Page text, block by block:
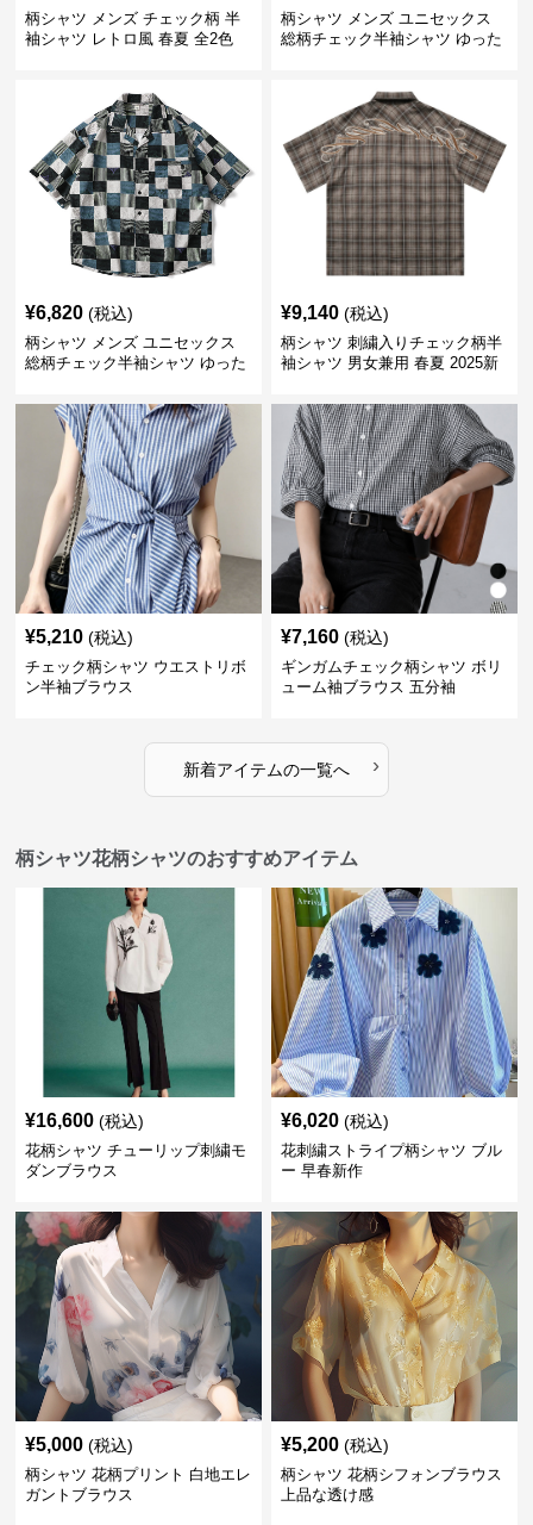
柄シャツ メンズ チェック柄 半
袖シャツ レトロ風 春夏 全2色
柄シャツ メンズ ユニセックス
総柄チェック半袖シャツ ゆった
¥6,820 (税込)
柄シャツ メンズ ユニセックス
総柄チェック半袖シャツ ゆった
¥9,140 (税込)
柄シャツ 刺繍入りチェック柄半
袖シャツ 男女兼用 春夏 2025新
¥5,210 (税込)
チェック柄シャツ ウエストリボ
ン半袖ブラウス
¥7,160 (税込)
ギンガムチェック柄シャツ ボリ
ューム袖ブラウス 五分袖
新着アイテムの一覧へ ›
柄シャツ花柄シャツのおすすめアイテム
¥16,600 (税込)
花柄シャツ チューリップ刺繍モ
ダンブラウス
¥6,020 (税込)
花刺繍ストライプ柄シャツ ブル
ー 早春新作
¥5,000 (税込)
柄シャツ 花柄プリント 白地エレ
ガントブラウス
¥5,200 (税込)
柄シャツ 花柄シフォンブラウス
上品な透け感